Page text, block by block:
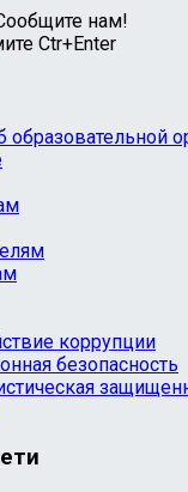
нам!
Ctr+Enter
образовательной
коррупции
безопасность